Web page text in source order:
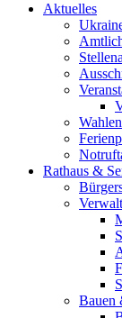
Aktuelles
Wahlen
Rathaus &
Bauen